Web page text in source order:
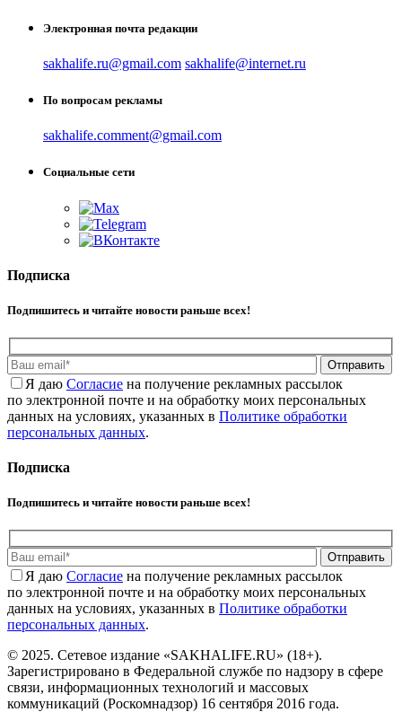
Электронная почта редакции
sakhalife.ru@gmail.com sakhalife@internet.ru
По вопросам рекламы
sakhalife.comment@gmail.com
Социальные сети
Подписка
Подпишитесь и читайте новости раньше всех!
Отправить
Я даю Cогласие на получение рекламных рассылок
по электронной почте и на обработку моих персональных
данных на условиях, указанных в Политике обработки
персональных данных.
Подписка
Подпишитесь и читайте новости раньше всех!
Отправить
Я даю Cогласие на получение рекламных рассылок
по электронной почте и на обработку моих персональных
данных на условиях, указанных в Политике обработки
персональных данных.
© 2025. Сетевое издание «SAKHALIFE.RU» (18+).
Зарегистрировано в Федеральной службе по надзору в сфере
связи, информационных технологий и массовых
коммуникаций (Роскомнадзор) 16 сентября 2016 года.